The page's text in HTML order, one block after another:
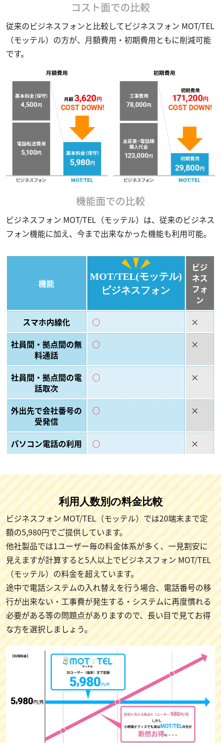
コスト面での比較
従来のビジネスフォンと比較してビジネスフォン MOT/TEL
（モッテル）の方が、月額費用・初期費用ともに削減可能
です。
機能面での比較
ビジネスフォン MOT/TEL（モッテル）は、従来のビジネス
フォン機能に加え、今まで出来なかった機能も利用可能。
機能
MOT/TEL(モッテル)
ビジネスフォン
ビジ
ネス
フォ
ン
スマホ内線化
○
×
社員間・拠点間の無
料通話
○ ×
社員間・拠点間の電
話取次
○ ×
外出先で会社番号の
受発信
○ ×
パソコン電話の利用 ○ ×
利用人数別の料金比較
ビジネスフォン MOT/TEL（モッテル）では20端末まで定
額の5,980円でご提供しています。
他社製品では1ユーザー毎の料金体系が多く、一見割安に
見えますが計算すると5人以上でビジネスフォン MOT/TEL
（モッテル）の料金を超えています。
途中で電話システムの入れ替えを行う場合、電話番号の移
行が出来ない・工事費が発生する・システムに再度慣れる
必要がある等の問題点がありますので、長い目で見てお得
な方を選択しましょう。